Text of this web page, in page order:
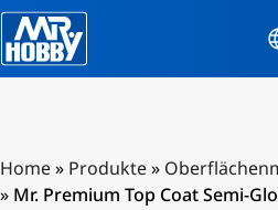
Home» Produkte»
» Mr. Premium Top Coat Semi-